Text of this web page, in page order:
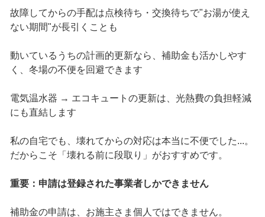
故障してからの手配は点検待ち・交換待ちで"お湯が使え
ない期間"が長引くことも
動いているうちの計画的更新なら、補助金も活かしやす
く、冬場の不便を回避できます
電気温水器 → エコキュートの更新は、光熱費の負担軽減
にも直結します
私の自宅でも、壊れてからの対応は本当に不便でした...。
だからこそ「壊れる前に段取り」がおすすめです。
重要：申請は登録された事業者しかできません
補助金の申請は、お施主さま個人ではできません。